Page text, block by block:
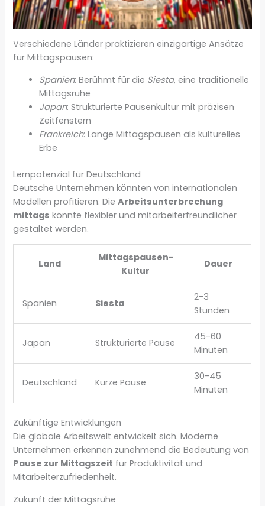
Verschiedene Länder praktizieren einzigartige Ansätze
für Mittagspausen:
Spanien: Berühmt für die Siesta, eine traditionelle
Mittagsruhe
Japan: Strukturierte Pausenkultur mit präzisen
Zeitfenstern
Frankreich: Lange Mittagspausen als kulturelles
Erbe
Lernpotenzial für Deutschland
Deutsche Unternehmen könnten von internationalen
Modellen profitieren. DieArbeitsunterbrechung
mittags könnte flexibler und mitarbeiterfreundlicher
gestaltet werden.
Land
Mittagspausen-
Kultur
Dauer
Spanien Siesta
2-3
Stunden
Japan Strukturierte Pause
45-60
Minuten
Deutschland Kurze Pause
30-45
Minuten
Zukünftige Entwicklungen
Die globale Arbeitswelt entwickelt sich. Moderne
Unternehmen erkennen zunehmend die Bedeutung von
Pause zur Mittagszeit für Produktivität und
Mitarbeiterzufriedenheit.
Zukunft der Mittagsruhe